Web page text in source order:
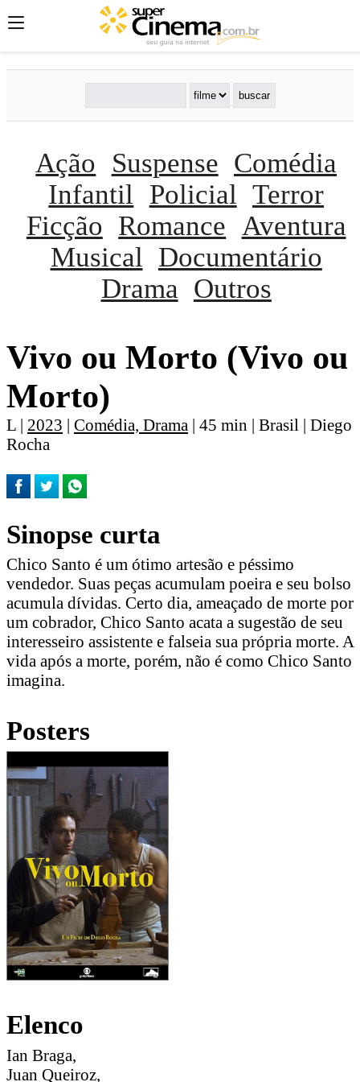
Ação Suspense Comédia
Infantil
Policial Terror
Ficção Romance Aventura
Musical
Documentário
Drama Outros
Vivo ou Morto (Vivo ou
Morto)
L | 2023 | Comédia, Drama | 45 min | Brasil | Diego
Rocha
Sinopse curta
Chico Santo é um ótimo artesão e péssimo
vendedor. Suas peças acumulam poeira e seu bolso
acumula dívidas. Certo dia, ameaçado de morte por
um cobrador, Chico Santo acata a sugestão de seu
interesseiro assistente e falseia sua própria morte. A
vida após a morte, porém, não é como Chico Santo
imagina.
Posters
Elenco
Ian Braga,
Juan Queiroz,